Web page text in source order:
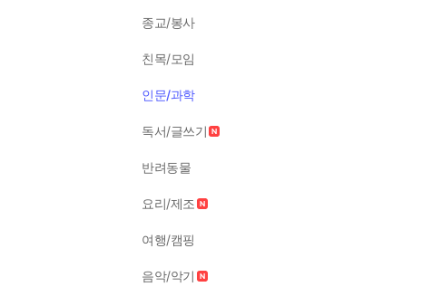
종교/봉사
친목/모임
인문/과학
독서/글쓰기
반려동물
요리/제조
여행/캠핑
음악/악기